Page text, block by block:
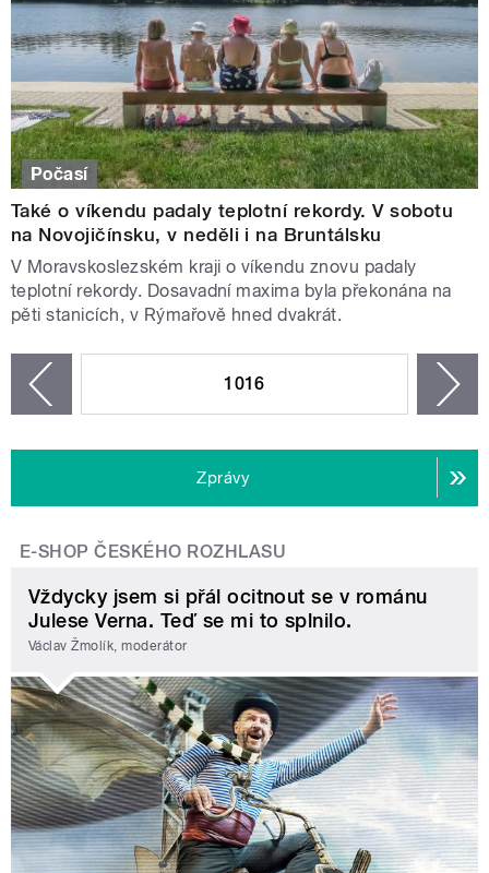
Počasí
Také o víkendu padaly teplotní rekordy. V sobotu
na Novojičínsku, v neděli i na Bruntálsku
V Moravskoslezském kraji o víkendu znovu padaly
teplotní rekordy. Dosavadní maxima byla překonána na
pěti stanicích, v Rýmařově hned dvakrát.
1016
Zprávy
E-SHOP ČESKÉHO ROZHLASU
Vždycky jsem si přál ocitnout se v románu
Julese Verna. Teď se mi to splnilo.
Václav Žmolík, moderátor